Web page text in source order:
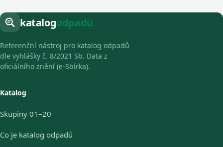
katalogodpadů
Referenční nástroj pro katalog odpadů
dle vyhlášky č. 8/2021 Sb. Data z
oficiálního znění (e-Sbírka).
Katalog
Skupiny 01–20
Co je katalog odpadů